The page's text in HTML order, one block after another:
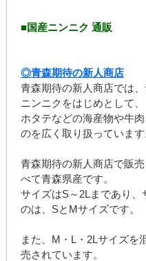
■国産ニンニク 通販
◎青森期待の新人商店
青森期待の新人商店では
ニンニクをはじめとして、
ホタテなどの海産物や牛
のを広く取り扱っています
青森期待の新人商店で販
べて青森県産です。
サイズはS～2Lまであり
のは、SとMサイズです。
また、M・L・2Lサイズを
売されています。